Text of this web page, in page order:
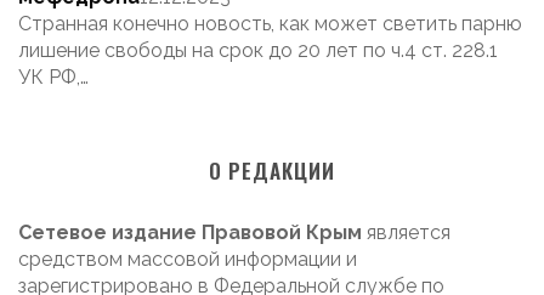
Странная конечно новость, как может светить парню
лишение свободы на срок до 20 лет по ч.4 ст. 228.1
УК РФ,…
О РЕДАКЦИИ
Сетевое издание Правовой Крым является
средством массовой информации и
зарегистрировано в Федеральной службе по